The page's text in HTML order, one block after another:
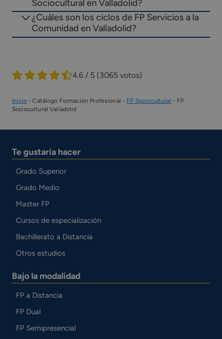
Sociocultural en Valladolid?
¿Cuáles son los ciclos de FP Servicios a la
Comunidad en Valladolid?
4.6 / 5 (3065 votos)
Inicio-Catálogo Formación Profesional - FP Sociocultural - FP
Sociocultural Valladolid
Te gustaría hacer
Grado Superior
Grado Medio
Master FP
Cursos de especialización
Bachillerato a Distancia
Otros estudios
Bajo la modalidad
FP a Distancia
FP Dual
FP Semipresencial